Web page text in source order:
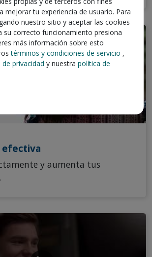
efectiva
y aumenta tus
mejorar tu experiencia de usuario. Para
nuestro sitio y aceptar las cookies
su correcto funcionamiento presiona
más información sobre esto
términos y condiciones de servicio ,
privacidad y nuestra política de